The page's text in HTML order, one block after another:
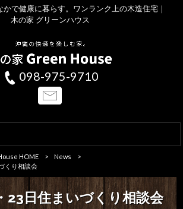
で健康に暮らす。ワンランク上の木造住宅｜
木の家 グリーンハウス
098-975-9710
HOME > News
>
くり相談会
23日住まいづくり相談会